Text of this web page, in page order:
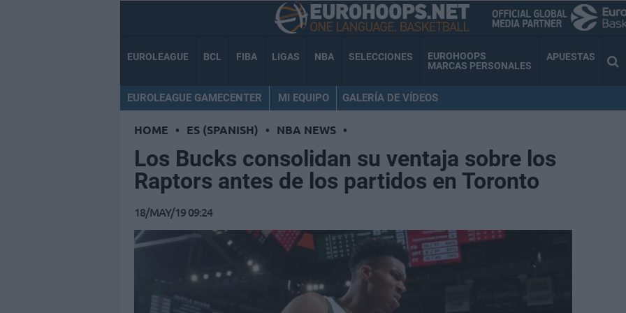
EUROLEAGUE BCL FIBA LIGAS NBA SELECCIONES
EUROHOOPS
MARCAS PERSONALES
APUESTAS
EUROLEAGUE GAMECENTER MI EQUIPO GALERÍA DE VÍDEOS
HOME • ES (SPANISH) • NBA NEWS •
Los Bucks consolidan su ventaja sobre los
Raptors antes de los partidos en Toronto
18/MAY/19 09:24